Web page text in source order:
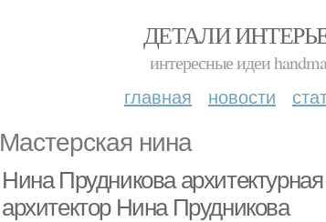
ДЕТАЛИ
интересные идеи
главная новости
Мастерская нина
Нина Прудникова
архитектор Нина Прудникова